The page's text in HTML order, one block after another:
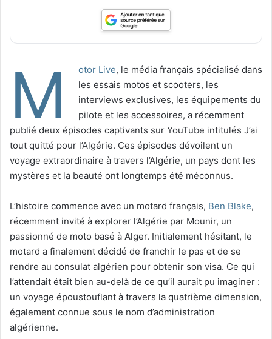
M otor Live, le média français spécialisé dans
les essais motos et scooters, les
interviews exclusives, les équipements du
pilote et les accessoires, a récemment
publié deux épisodes captivants sur YouTube intitulés J’ai
tout quitté pour l’Algérie. Ces épisodes dévoilent un
voyage extraordinaire à travers l’Algérie, un pays dont les
mystères et la beauté ont longtemps été méconnus.
L’histoire commence avec un motard français, Ben Blake,
récemment invité à explorer l’Algérie par Mounir, un
passionné de moto basé à Alger. Initialement hésitant, le
motard a finalement décidé de franchir le pas et de se
rendre au consulat algérien pour obtenir son visa. Ce qui
l’attendait était bien au-delà de ce qu’il aurait pu imaginer :
un voyage époustouflant à travers la quatrième dimension,
également connue sous le nom d’administration
algérienne.